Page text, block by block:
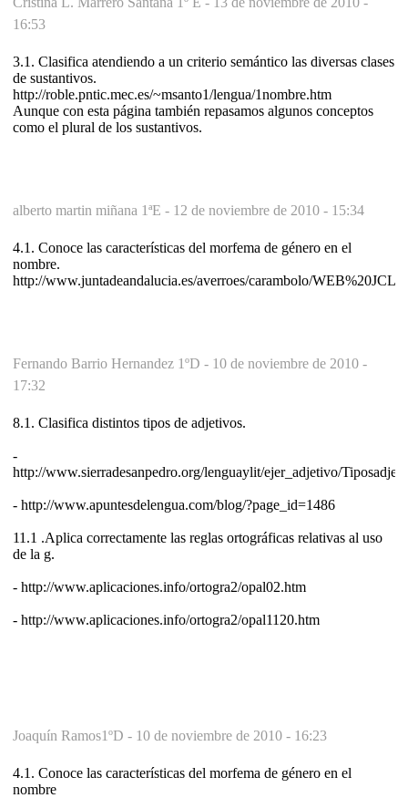
16:53
3.1. Clasifica atendiendo a un criterio semántico las diversas clases
de sustantivos.
http://roble.pntic.mec.es/~msanto1/lengua/1nombre.htm
Aunque con esta página también repasamos algunos conceptos
como el plural de los sustantivos.
alberto martin miñana 1ªE - 12 de noviembre de 2010 - 15:34
4.1. Conoce las características del morfema de género en el
nombre.
http://www.juntadeandalucia.es/averroes/carambolo/
Fernando Barrio Hernandez 1ºD - 10 de noviembre de 2010 -
17:32
8.1. Clasifica distintos tipos de adjetivos.
-
http://www.sierradesanpedro.org/lenguaylit/ejer_adjetivo/
- http://www.apuntesdelengua.com/blog/?page_id=1486
11.1 .Aplica correctamente las reglas ortográficas relativas al uso
de la g.
- http://www.aplicaciones.info/ortogra2/opal02.htm
- http://www.aplicaciones.info/ortogra2/opal1120.htm
Joaquín Ramos1ºD - 10 de noviembre de 2010 - 16:23
4.1. Conoce las características del morfema de género en el
nombre